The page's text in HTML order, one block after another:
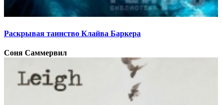
Раскрывая таинство Клайва Баркера
Соня Саммервил